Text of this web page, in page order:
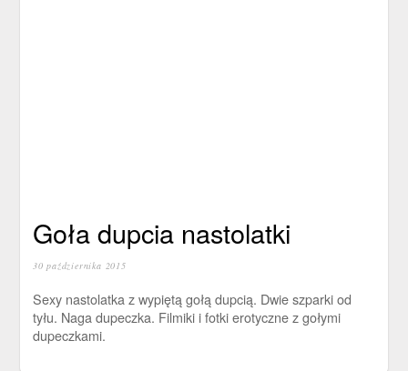
Goła dupcia nastolatki
30 października 2015
Sexy nastolatka z wypiętą gołą dupcią. Dwie szparki od
tyłu. Naga dupeczka. Filmiki i fotki erotyczne z gołymi
dupeczkami.